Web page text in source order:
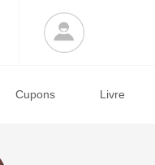
Cupons Livre